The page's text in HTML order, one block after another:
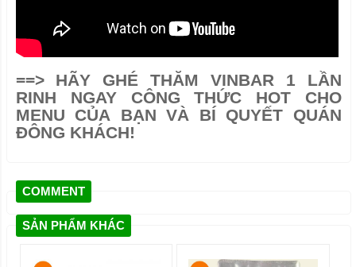
==> HÃY GHÉ THĂM VINBAR 1 LẦN
RINH NGAY CÔNG THỨC HOT CHO
MENU CỦA BẠN VÀ BÍ QUYẾT QUÁN
ĐÔNG KHÁCH!
COMMENT
SẢN PHẨM KHÁC